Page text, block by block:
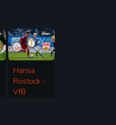
Hansa
Rostock -
VfB